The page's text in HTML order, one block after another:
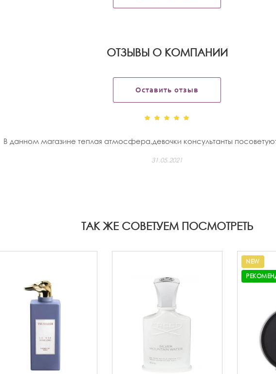
OТЗЫВЫ О КОМПАНИИ
Оставить отзыв
В данном магазине теплая атмосфера,девочки консультанты
31.05.2021
ТАК ЖЕ СОВЕТУЕМ ПОСМОТРЕТЬ
NEW